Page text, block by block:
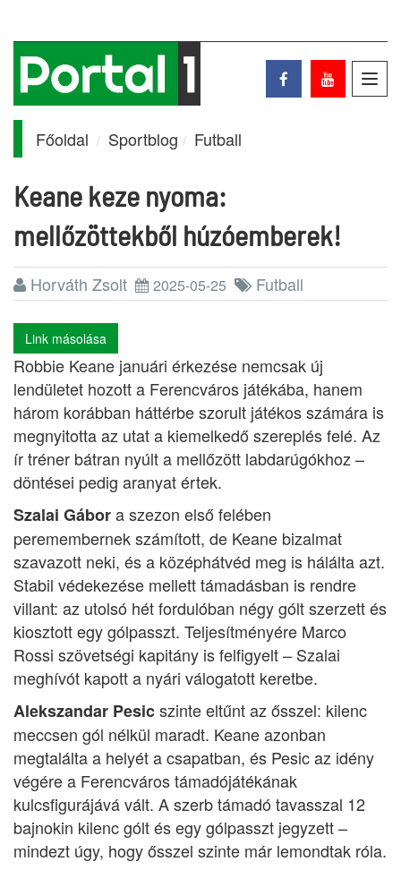
Főoldal Sportblog Futball
Keane keze nyoma:
mellőzöttekből húzóemberek!
Horváth Zsolt 2025-05-25 Futball
Link másolása
Robbie Keane januári érkezése nemcsak új
lendületet hozott a Ferencváros játékába, hanem
három korábban háttérbe szorult játékos számára is
megnyitotta az utat a kiemelkedő szereplés felé. Az
ír tréner bátran nyúlt a mellőzött labdarúgókhoz –
döntései pedig aranyat értek.
Szalai Gábora szezon első felében
peremembernek számított, de Keane bizalmat
szavazott neki, és a középhátvéd meg is hálálta azt.
Stabil védekezése mellett támadásban is rendre
villant: az utolsó hét fordulóban négy gólt szerzett és
kiosztott egy gólpasszt. Teljesítményére Marco
Rossi szövetségi kapitány is felfigyelt – Szalai
meghívót kapott a nyári válogatott keretbe.
Alekszandar Pesicszinte eltűnt az ősszel: kilenc
meccsen gól nélkül maradt. Keane azonban
megtalálta a helyét a csapatban, és Pesic az idény
végére a Ferencváros támadójátékának
kulcsfigurájává vált. A szerb támadó tavasszal 12
bajnokin kilenc gólt és egy gólpasszt jegyzett –
mindezt úgy, hogy ősszel szinte már lemondtak róla.